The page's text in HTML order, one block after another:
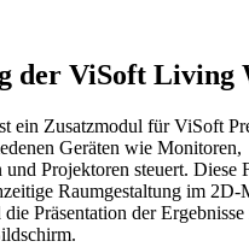
der ViSoft Living
ein Zusatzmodul für ViSoft
Geräten wie Monitoren,
und Projektoren steuert. Diese
Raumgestaltung im 2D-
Präsentation der